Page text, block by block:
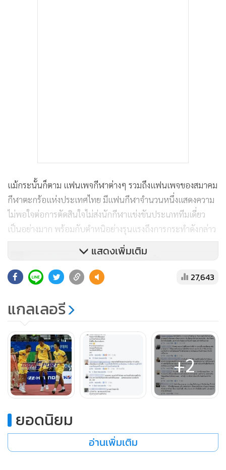
แม้กระนั้นก็ตาม แฟนเพจกีฬาต่างๆ รวมถึงแฟนเพจของสมาคม
กีฬาตะกร้อแห่งประเทศไทย มีแฟนกีฬาจำนวนหนึ่งแสดงความ
ไม่พอใจต่อการตัดสินใจไม่ส่งนักกีฬาแข่งขันประเภททีมเดี่ยว
เป็นอย่างมาก พร้อมกับตำหนิอย่างรุนแรงถึงการกระทำดังกล่าว
แสดงเพิ่มเติม
27,643
แกลเลอรี
+2
ยอดนิยม
อ่านเพิ่มเติม